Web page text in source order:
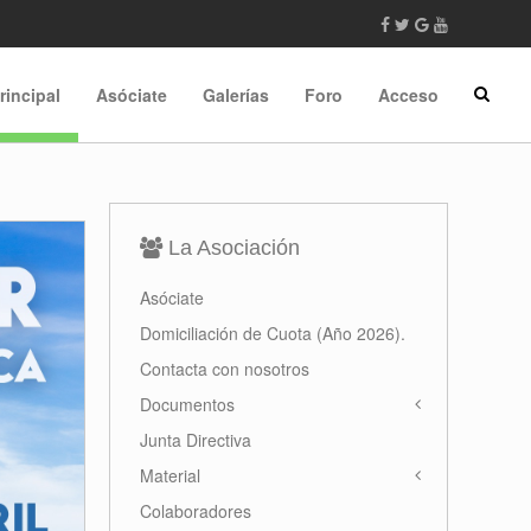
Asóciate Galerías Foro Acceso
La Asociación
Asóciate
Domiciliación de Cuota (Año 2026).
Contacta con nosotros
Documentos
Junta Directiva
Material
Colaboradores